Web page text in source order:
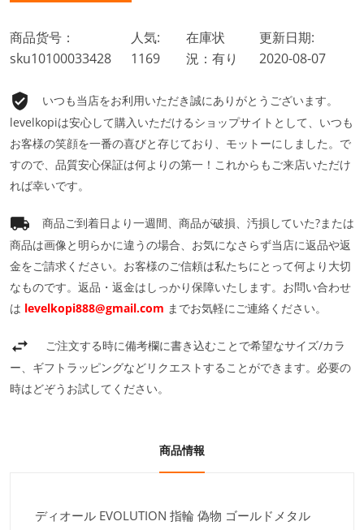
商品货号：
sku10100033428
人気:
1169
在庫状
況：有り
更新日期:
2020-08-07
いつも当店をお利用いただき誠にありがとうございます。
levelkopiは安心して購入いただけるショップサイトとして、いつも
お客様の笑顔を一番の喜びと存じており、モットーにしました。で
すので、品質安心保証は何よりの第一！これからもご来店いただけ
れば幸いです。
商品ご到着日より一週間、商品が破損、汚損していた?または
商品は画像と明らかに違うの場合、お気になさらず当店に返品や返
金をご請求ください。お客様のご信頼は私たちにとって何より大切
なものです。返品・返金はしっかり保障いたします。お問い合わせ
は levelkopi888@gmail.com までお気軽にご連絡ください。
ご注文する時に備考欄に書き込むことで希望なサイズ/カラ
ー、ギフトラッピングなどリクエストすることができます。必要の
時はどぞうお試してください。
商品情報
ディオール EVOLUTION 指輪 偽物 ゴールドメタル